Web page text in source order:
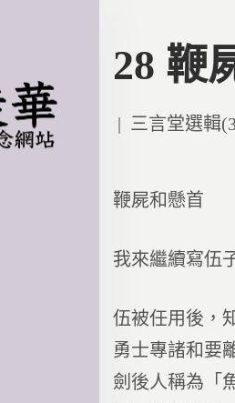
28 鞭
Posted
三言堂選輯
鞭屍和懸首
我來繼續寫伍
伍被任用後，
勇士專諸和要
劍後人稱為「